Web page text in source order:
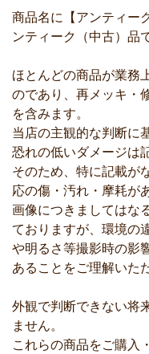
商品名に【アンティー
ンティーク（中古）品
ほとんどの商品が業務
のであり、再メッキ・
を含みます。
当店の主観的な判断に
恐れの低いダメージは
そのため、特に記載が
応の傷・汚れ・摩耗が
画像につきましてはな
ておりますが、環境の
や明るさ等撮影時の影
あることをご理解いた
外観で判断できない将
ません。
これらの商品をご購入